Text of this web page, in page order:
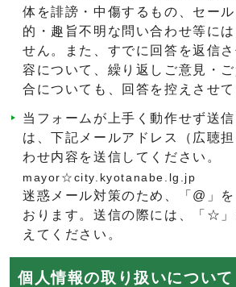
体を誹謗・中傷するもの、セー
的・趣旨不明な問い合わせ等に
せん。また、すでに回答を返信
容について、繰り返しご意見・
合についても、回答を控えさせて
当フォームが上手く動作せず送
は、下記メールアドレス（広聴
わせ内容を送信してください。
mayor☆city.kyotanabe.lg.jp
迷惑メール対策のため、「@」
おります。送信の際には、「☆
えてください。
個人情報の取り扱いについて